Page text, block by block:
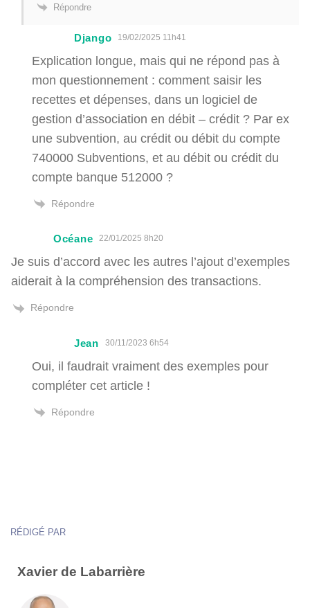
Répondre
Django 19/02/2025 11h41
Explication longue, mais qui ne répond pas à
mon questionnement : comment saisir les
recettes et dépenses, dans un logiciel de
gestion d’association en débit – crédit ? Par ex
une subvention, au crédit ou débit du compte
740000 Subventions, et au débit ou crédit du
compte banque 512000 ?
Répondre
Océane 22/01/2025 8h20
Je suis d’accord avec les autres l’ajout d’exemples
aiderait à la compréhension des transactions.
Répondre
Jean 30/11/2023 6h54
Oui, il faudrait vraiment des exemples pour
compléter cet article !
Répondre
RÉDIGÉ PAR
Xavier de Labarrière